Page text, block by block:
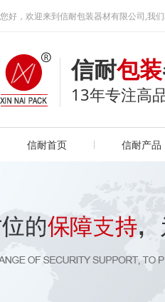
您好，欢迎来到信耐包装器材有限公司,我
信耐包装
13年专注高
信耐首页 信耐产品